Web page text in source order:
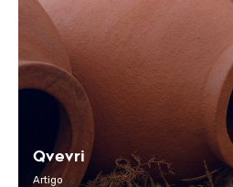
Qvevri
Artigo